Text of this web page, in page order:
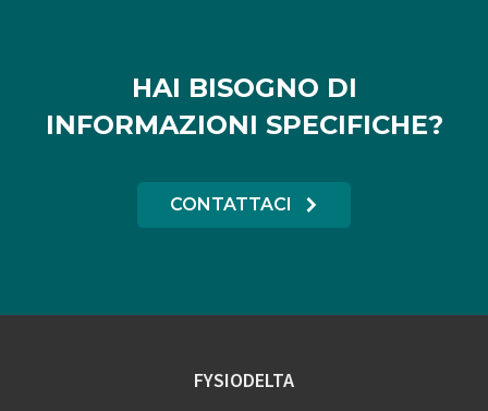
HAI BISOGNO DI
INFORMAZIONI SPECIFICHE?
CONTATTACI
FYSIODELTA